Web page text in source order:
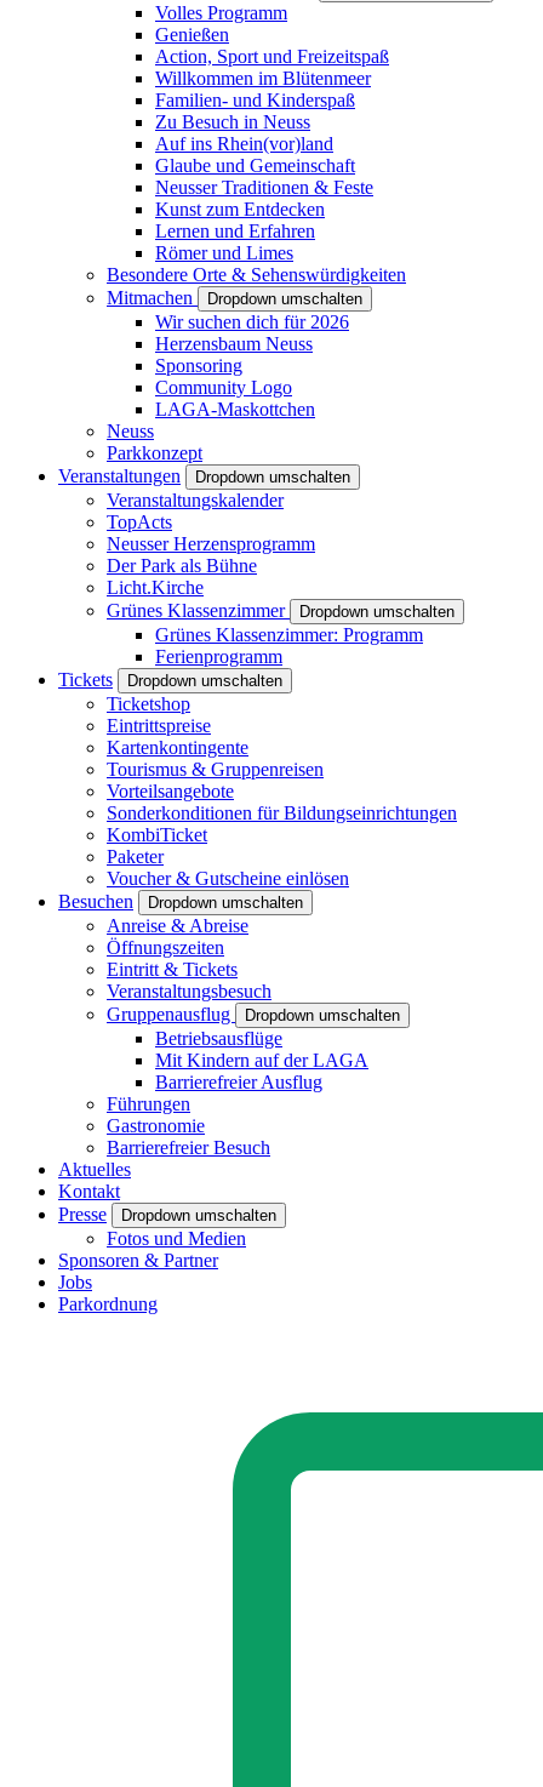
Volles Programm
Genießen
Action, Sport und Freizeitspaß
Willkommen im Blütenmeer
Familien- und Kinderspaß
Zu Besuch in Neuss
Auf ins Rhein(vor)land
Glaube und Gemeinschaft
Neusser Traditionen & Feste
Kunst zum Entdecken
Lernen und Erfahren
Römer und Limes
Besondere Orte & Sehenswürdigkeiten
Mitmachen
Dropdown umschalten
Wir suchen dich für 2026
Herzensbaum Neuss
Sponsoring
Community Logo
LAGA-Maskottchen
Neuss
Parkkonzept
Veranstaltungen
Dropdown umschalten
Veranstaltungskalender
TopActs
Neusser Herzensprogramm
Der Park als Bühne
Licht.Kirche
Grünes Klassenzimmer
Dropdown umschalten
Grünes Klassenzimmer: Programm
Ferienprogramm
Tickets
Dropdown umschalten
Ticketshop
Eintrittspreise
Kartenkontingente
Tourismus & Gruppenreisen
Vorteilsangebote
Sonderkonditionen für Bildungseinrichtungen
KombiTicket
Paketer
Voucher & Gutscheine einlösen
Besuchen
Dropdown umschalten
Anreise & Abreise
Öffnungszeiten
Eintritt & Tickets
Veranstaltungsbesuch
Gruppenausflug
Dropdown umschalten
Betriebsausflüge
Mit Kindern auf der LAGA
Barrierefreier Ausflug
Führungen
Gastronomie
Barrierefreier Besuch
Aktuelles
Kontakt
Presse
Dropdown umschalten
Fotos und Medien
Sponsoren & Partner
Jobs
Parkordnung